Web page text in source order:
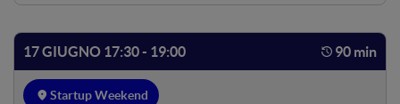
17 GIUGNO 17:30 - 19:00 90 min
Startup Weekend